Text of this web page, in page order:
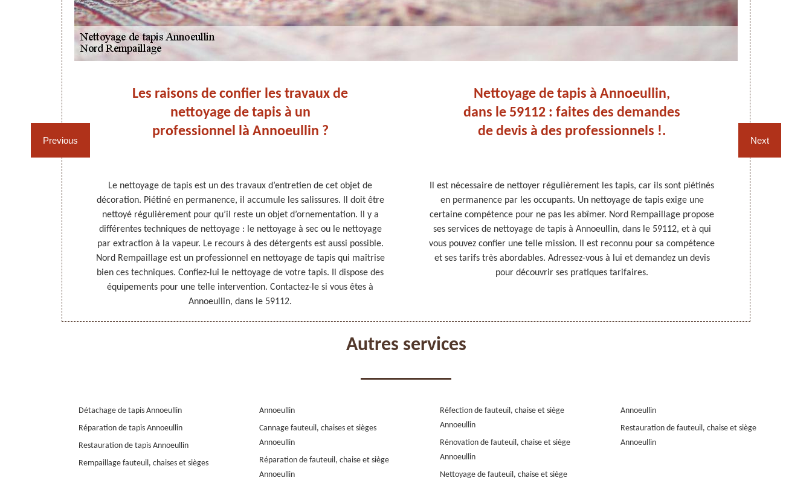
Previous
Les raisons de confier les travaux de
nettoyage de tapis à un
professionnel là Annoeullin ?
Le nettoyage de tapis est un des travaux d’entretien de cet objet de
décoration. Piétiné en permanence, il accumule les salissures. Il doit être
nettoyé régulièrement pour qu’il reste un objet d’ornementation. Il y a
différentes techniques de nettoyage : le nettoyage à sec ou le nettoyage
par extraction à la vapeur. Le recours à des détergents est aussi possible.
Nord Rempaillage est un professionnel en nettoyage de tapis qui maîtrise
bien ces techniques. Confiez-lui le nettoyage de votre tapis. Il dispose des
équipements pour une telle intervention. Contactez-le si vous êtes à
Annoeullin, dans le 59112.
Nettoyage de tapis à Annoeullin,
dans le 59112 : faites des demandes
de devis à des professionnels !.
Il est nécessaire de nettoyer régulièrement les tapis, car ils sont piétinés
en permanence par les occupants. Un nettoyage de tapis exige une
certaine compétence pour ne pas les abîmer. Nord Rempaillage propose
ses services de nettoyage de tapis à Annoeullin, dans le 59112, et à qui
vous pouvez confier une telle mission. Il est reconnu pour sa compétence
et ses tarifs très abordables. Adressez-vous à lui et demandez un devis
pour découvrir ses pratiques tarifaires.
Next
Autres services
Détachage de tapis Annoeullin
Réparation de tapis Annoeullin
Restauration de tapis Annoeullin
Rempaillage fauteuil, chaises et sièges
Annoeullin
Cannage fauteuil, chaises et sièges
Annoeullin
Réparation de fauteuil, chaise et siège
Annoeullin
Réfection de fauteuil, chaise et siège
Annoeullin
Rénovation de fauteuil, chaise et siège
Annoeullin
Nettoyage de fauteuil, chaise et siège
Annoeullin
Restauration de fauteuil, chaise et siège
Annoeullin